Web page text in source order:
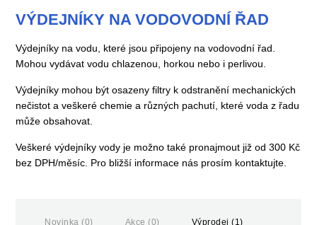
VÝDEJNÍKY NA VODOVODNÍ ŘAD
Výdejníky na vodu, které jsou připojeny na vodovodní řad.
Mohou vydávat vodu chlazenou, horkou nebo i perlivou.
Výdejníky mohou být osazeny filtry k odstranění mechanických
nečistot a veškeré chemie a různých pachutí, které voda z řadu
může obsahovat.
Veškeré výdejníky vody je možno také pronajmout již od 300 Kč
bez DPH/měsíc. Pro bližší informace nás prosím kontaktujte.
Novinka (0) Akce (0) Výprodej (1)